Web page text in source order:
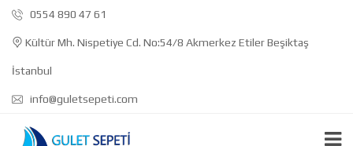
0554 890 47 61
Kültür Mh. Nispetiye Cd. No:54/8 Akmerkez Etiler Beşiktaş
İstanbul
info@guletsepeti.com